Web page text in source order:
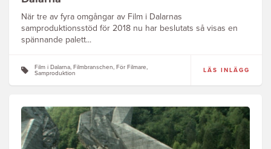
När tre av fyra omgångar av Film i Dalarnas
samproduktionsstöd för 2018 nu har beslutats så visas en
spännande palett...
Film i Dalarna, Filmbranschen, För Filmare,
Samproduktion
LÄS INLÄGG